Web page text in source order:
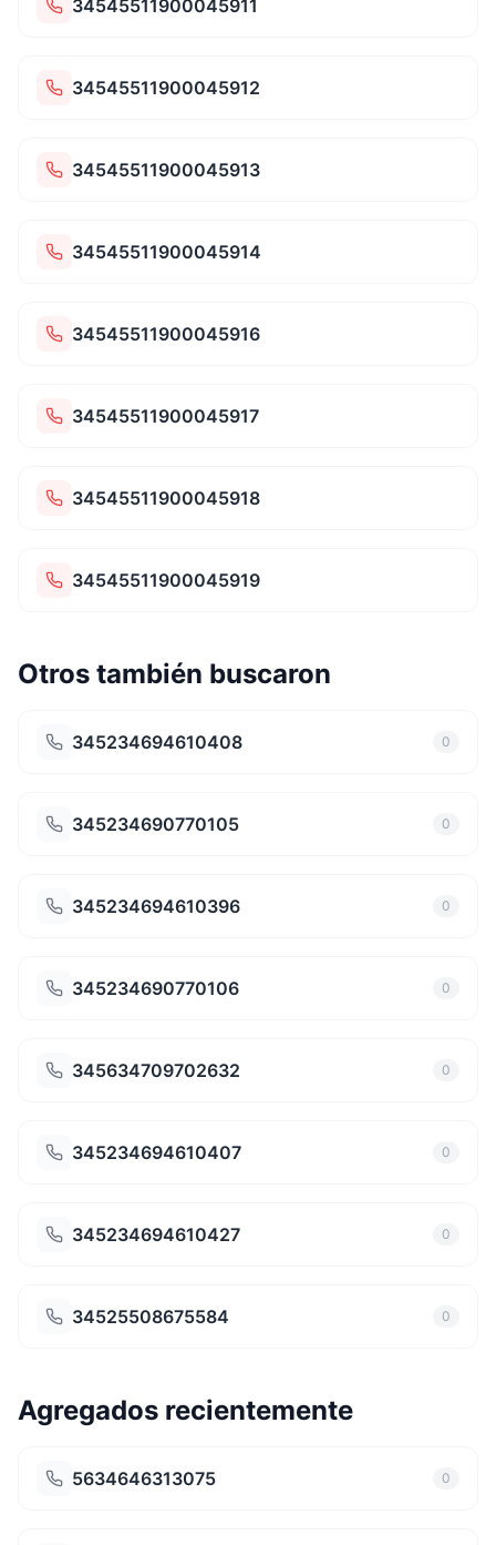
34545511900045911
34545511900045912
34545511900045913
34545511900045914
34545511900045916
34545511900045917
34545511900045918
34545511900045919
Otros también buscaron
345234694610408 0
345234690770105 0
345234694610396 0
345234690770106 0
345634709702632 0
345234694610407 0
345234694610427 0
34525508675584 0
Agregados recientemente
5634646313075 0